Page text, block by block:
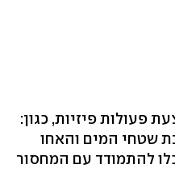
פעולות פיזיות, כגון:
שטחי המים והאחו
להתמודד עם המחסור